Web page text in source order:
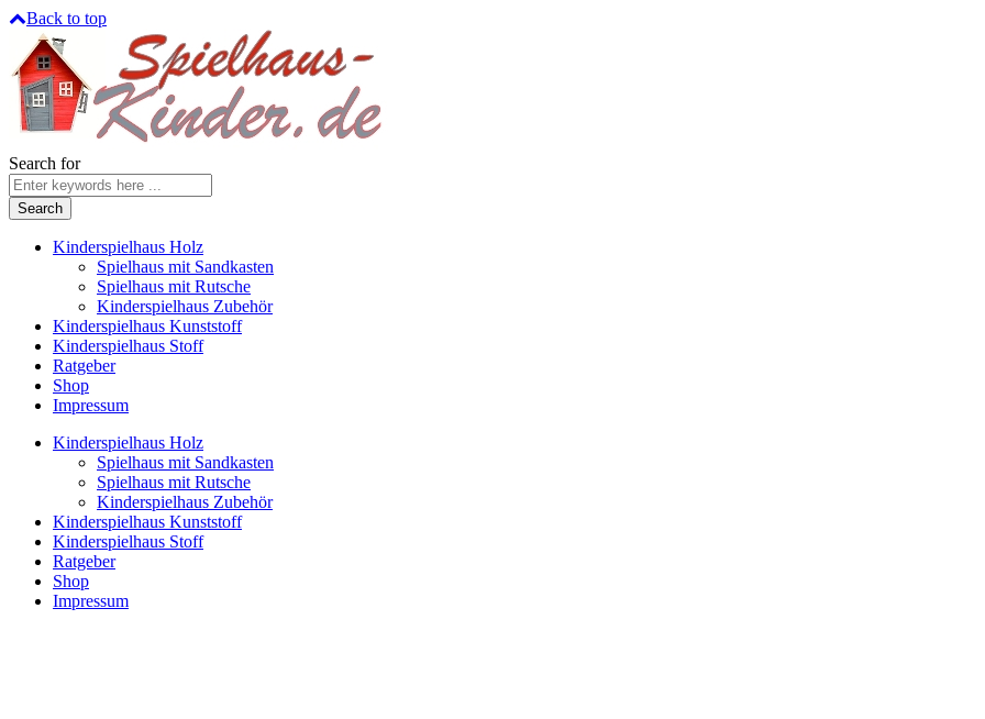
Back to top
Search for
Kinderspielhaus Holz
Spielhaus mit Sandkasten
Spielhaus mit Rutsche
Kinderspielhaus Zubehör
Kinderspielhaus Kunststoff
Kinderspielhaus Stoff
Ratgeber
Shop
Impressum
Kinderspielhaus Holz
Spielhaus mit Sandkasten
Spielhaus mit Rutsche
Kinderspielhaus Zubehör
Kinderspielhaus Kunststoff
Kinderspielhaus Stoff
Ratgeber
Shop
Impressum